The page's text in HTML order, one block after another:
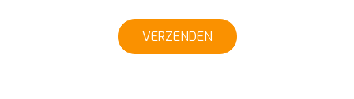
VERZENDEN